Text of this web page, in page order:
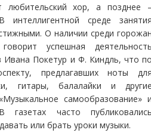
любительский хор, а позднее
интеллигентной среде
О наличии среди
успешная
Ивана Покетур и Ф. Киндль, что
предлагавших ноты
гитары, балалайки и
самообразование»
газетах часто
или брать уроки музыки.